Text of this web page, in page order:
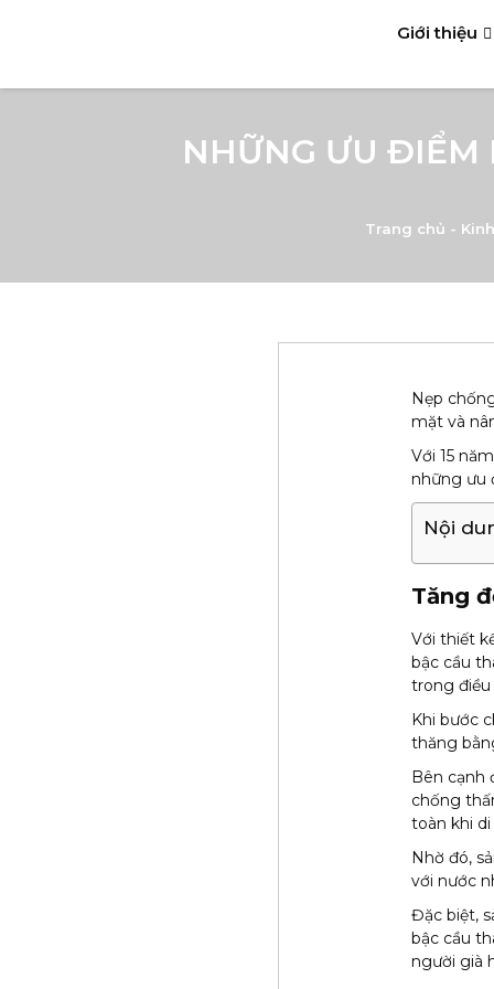
Giới thiệu
NHỮNG ƯU ĐIỂM
Trang chủ -
Nẹp
mặt và
Với 15
những ưu
Nội
Tăng
Với thiết
bậc cầu
trong điều
Khi bước
thăng
Bên cạnh
chống
toàn khi di
Nhờ đó,
với nước
Đặc biệt,
bậc cầu
người già